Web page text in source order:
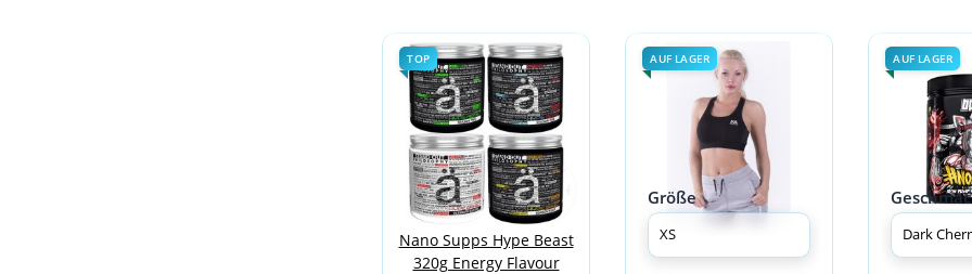
TOP
Nano Supps Hype Beast
320g Energy Flavour
AUF LAGER
Größe
AUF LAGER